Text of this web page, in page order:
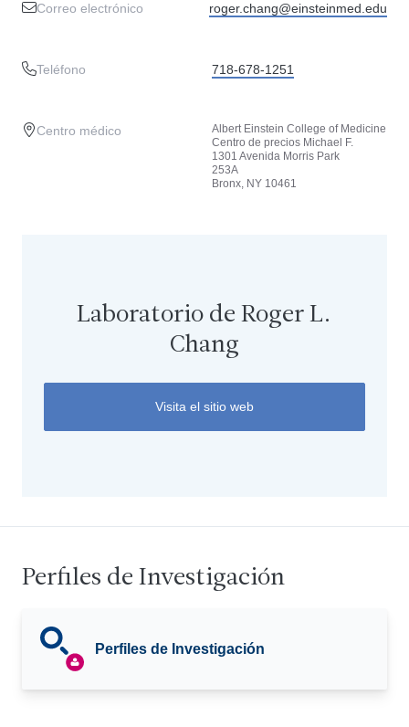
Correo electrónico roger.chang@einsteinmed.edu
Teléfono 718-678-1251
Centro médico
Albert Einstein College of Medicine
Centro de precios Michael F.
1301 Avenida Morris Park
253A
Bronx, NY 10461
Laboratorio de Roger L.
Chang
Visita el sitio web
Perfiles de Investigación
Perfiles de Investigación